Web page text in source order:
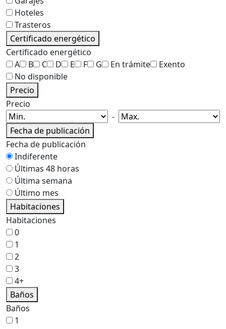
Hoteles
Trasteros
Certificado energético
Certificado energético
A
B C D E F G En trámite
Exento
No disponible
Precio
Precio
-
Fecha de publicación
Fecha de publicación
Indiferente
Últimas 48 horas
Última semana
Último mes
Habitaciones
Habitaciones
0
1
2
3
4+
Baños
Baños
1